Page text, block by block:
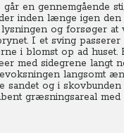
en gennemgående
inden længe igen
og forsøger
I et sving
i blomst op ad
med sidegrene langt
langsomt
sandet og i
græsningsareal